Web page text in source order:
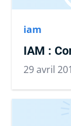
iam
IAM :
29 avril